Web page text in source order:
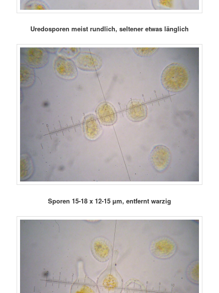
Uredosporen meist rundlich, seltener etwas länglich
Sporen 15-18 x 12-15 µm, entfernt warzig